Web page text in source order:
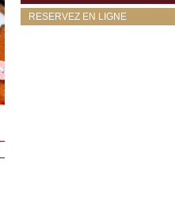
RESERVEZ EN LIGNE